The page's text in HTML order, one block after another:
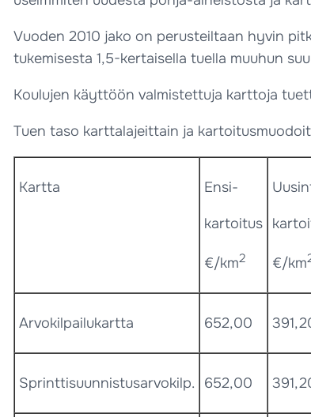
Vuoden 2010 jako on perusteiltaan hyvin
tukemisesta 1,5-kertaisella tuella muuhun
Koulujen käyttöön valmistettuja karttoja
Tuen taso karttalajeittain ja
Kartta Ensi-
kartoitus
€/km2 €/km
Arvokilpailukartta 652,00
Sprinttisuunnistusarvokilp. 652,00